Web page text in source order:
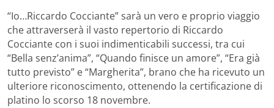
“Io…Riccardo Cocciante” sarà un vero e proprio viaggio
che attraverserà il vasto repertorio di Riccardo
Cocciante con i suoi indimenticabili successi, tra cui
“Bella senz’anima”, “Quando finisce un amore”, “Era già
tutto previsto” e “Margherita”, brano che ha ricevuto un
ulteriore riconoscimento, ottenendo la certificazione di
platino lo scorso 18 novembre.